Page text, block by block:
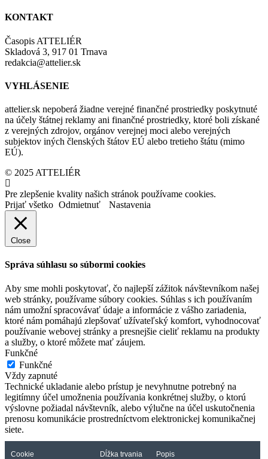
KONTAKT
Časopis ATTELIÉR
Skladová 3, 917 01 Trnava
redakcia@attelier.sk
VYHLÁSENIE
attelier.sk nepoberá žiadne verejné finančné prostriedky poskytnuté
na účely štátnej reklamy ani finančné prostriedky, ktoré boli získané
z verejných zdrojov, orgánov verejnej moci alebo verejných
subjektov iných členských štátov EÚ alebo tretieho štátu (mimo
EÚ).
© 2025 ATTELIÉR
Pre zlepšenie kvality našich stránok používame cookies.
Prijať všetko Odmietnuť Nastavenia
Close
Správa súhlasu so súbormi cookies
Aby sme mohli poskytovať, čo najlepší zážitok návštevníkom našej
web stránky, používame súbory cookies. Súhlas s ich používaním
nám umožní spracovávať údaje a informácie z vášho zariadenia,
ktoré nám pomáhajú zlepšovať užívateľský komfort, vyhodnocovať
používanie webovej stránky a presnejšie cieliť reklamu na produkty
a služby, o ktoré môžete mať záujem.
Funkčné
Funkčné
Vždy zapnuté
Technické ukladanie alebo prístup je nevyhnutne potrebný na
legitímny účel umožnenia používania konkrétnej služby, o ktorú
výslovne požiadal návštevník, alebo výlučne na účel uskutočnenia
prenosu komunikácie prostredníctvom elektronickej komunikačnej
siete.
Cookie Dĺžka trvania Popis